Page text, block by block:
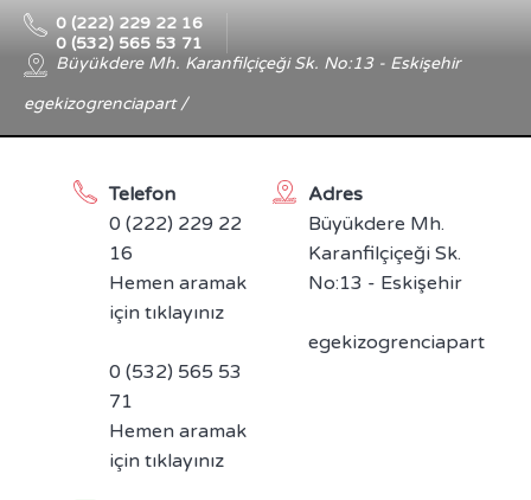
0 (222) 229 22 16
0 (532) 565 53 71
Büyükdere Mh. Karanfilçiçeği Sk. No:13 - Eskişehir
egekizogrenciapart /
Telefon
0 (222) 229 22
16
Hemen aramak
için tıklayınız
0 (532) 565 53
71
Hemen aramak
için tıklayınız
Adres
Büyükdere Mh.
Karanfilçiçeği Sk.
No:13 - Eskişehir
egekizogrenciapart